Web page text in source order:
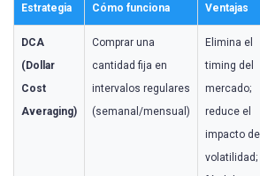
Estrategia Cómo funciona Ventajas
DCA
(Dollar
Cost
Averaging)
Comprar una
cantidad fija en
intervalos regulares
(semanal/mensual)
Elimina el
timing del
mercado;
reduce el
impacto
volatilidad;